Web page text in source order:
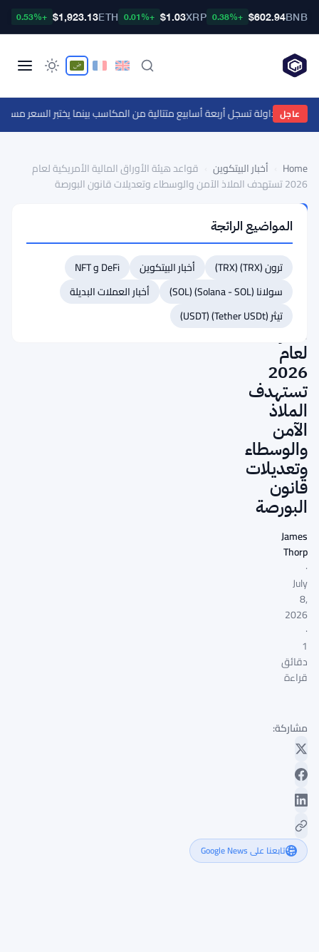
BNB
$602.94
+0.38%
XRP
$1.03
+0.01%
ETH
$1,923.13
+0.53%
عاجل
Home أخبار البيتكوين
قواعد هيئة الأوراق المالية الأمريكية لعام
2026 تستهدف الملاذ الآمن والوسطاء وتعديلات قانون البورصة
البيتكوين
هيئة
الأوراق
المالية
الأمريكية
لعام
2026
تستهدف
الملاذ
الآمن
والوسطاء
وتعديلات
قانون
البورصة
James
Thorp
·
July
8,
2026
·
1
دقائق
قراءة
مشاركة:
تابعنا على Google News
المواضيع الرائجة
ترون (TRX) (TRX) أخبار البيتكوين
DeFi و NFT
سولانا (Solana - SOL) (SOL)
أخبار العملات البديلة
تيثر (Tether USDt) (USDT)